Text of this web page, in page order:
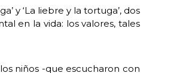
y ‘La liebre y la tortuga’, dos
en la vida: los valores, tales
niños -que escucharon con